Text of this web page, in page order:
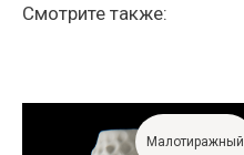
Смотрите также:
Малотиражный